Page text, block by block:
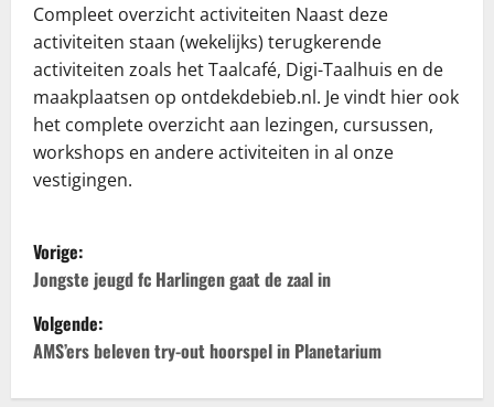
Compleet overzicht activiteiten Naast deze
activiteiten staan (wekelijks) terugkerende
activiteiten zoals het Taalcafé, Digi-Taalhuis en de
maakplaatsen op ontdekdebieb.nl. Je vindt hier ook
het complete overzicht aan lezingen, cursussen,
workshops en andere activiteiten in al onze
vestigingen.
B
e
r
Vorige:
Jongste jeugd fc Harlingen gaat de zaal in
Volgende:
AMS’ers beleven try-out hoorspel in Planetarium